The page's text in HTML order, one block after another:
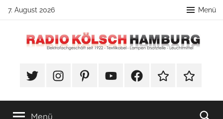
Zum
springen
7. August 2026 Menü
Radio
Lampenbau
#TwitterInstagramPinterestYouTubeFacebookTikTok Webshop
Menü